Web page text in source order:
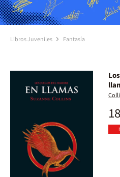
Libros Juveniles Fantasía